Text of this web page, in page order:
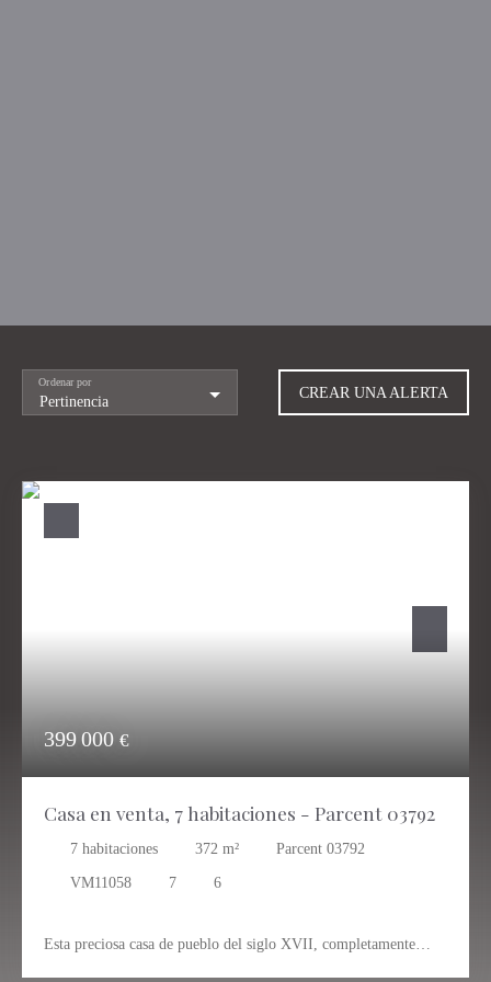
Pertinencia
Ordenar por
CREAR UNA ALERTA
399 000 €
Casa en venta, 7 habitaciones - Parcent 03792
7 habitaciones 372 m²
Parcent 03792
VM11058
7 6
Esta preciosa casa de pueblo del siglo XVII, completamente